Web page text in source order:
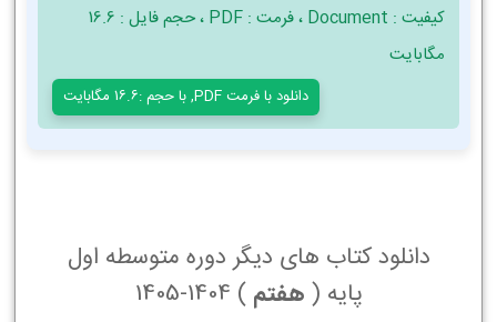
کیفیت : Document ، فرمت : PDF ، حجم فایل : 16.6
مگابایت
دانلود با فرمت PDF, با حجم :16.6 مگابایت
دانلود کتاب های دیگر دوره متوسطه اول
پایه ( هفتم ) 1404-1405